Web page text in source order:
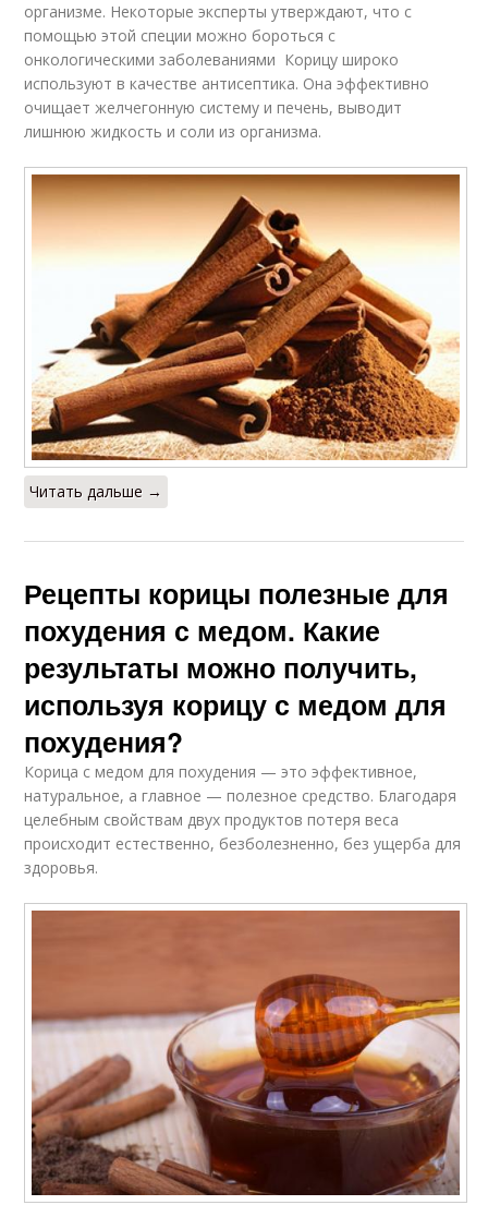
организме. Некоторые эксперты утверждают, что с
помощью этой специи можно бороться с
онкологическими заболеваниями Корицу широко
используют в качестве антисептика. Она эффективно
очищает желчегонную систему и печень, выводит
лишнюю жидкость и соли из организма.
Читать дальше →
Рецепты корицы полезные для
похудения с медом. Какие
результаты можно получить,
используя корицу с медом для
похудения?
Корица с медом для похудения — это эффективное,
натуральное, а главное — полезное средство. Благодаря
целебным свойствам двух продуктов потеря веса
происходит естественно, безболезненно, без ущерба для
здоровья.